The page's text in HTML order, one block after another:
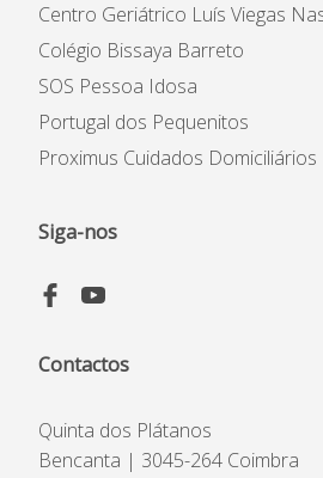
Instituição
Património Inicial
Reconhecimento e Estatutos
Estatuto de Utilidade Pública
Código de Ética e de
Plano Prevenção de Riscos
de Corrupção
Código Prevenção &
Combate ao Assédio
Centro Geriátrico Luís Viegas
Colégio Bissaya Barreto
SOS Pessoa Idosa
Portugal dos Pequenitos
Proximus Cuidados Domiciliários
Siga-nos
Contactos
Quinta dos Plátanos
Bencanta | 3045-264 Coimbra